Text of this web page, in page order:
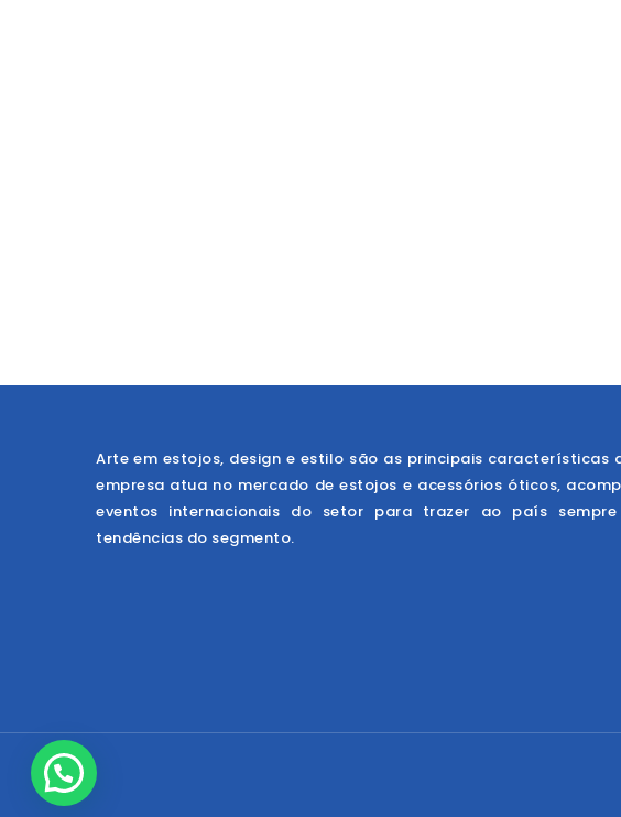
Arte em estojos, design e estilo são as principais características
empresa atua no mercado de estojos e acessórios óticos,
eventos internacionais do setor para trazer ao país
tendências do segmento.